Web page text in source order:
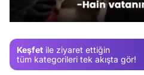
/
Keşfet ile ziyaret ettiğin
tüm kategorileri tek akışta gör!